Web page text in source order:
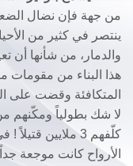
من جهة فإن نضال
ينتصر في كثير من
والدمار، من شأنها أن
هذا البناء من مقومات
المتكافئة وقضت على
لا شك بطولياً ومكّنهم
كلّفهم 3 ملايين
الأرواح كانت موجعة